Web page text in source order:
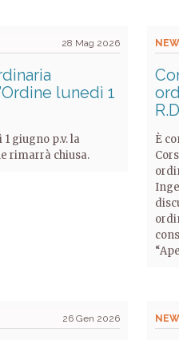
28 Mag 2026
lunedì 1
giugno p.v. la
rimarrà chiusa.
È
26 Gen 2026